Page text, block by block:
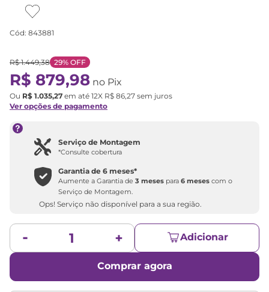
Cód: 843881
R$ 1.449,38 29% OFF
R$ 879,98 no Pix
Ou R$ 1.035,27 em até 12X R$ 86,27 sem juros
Ver opções de pagamento
Serviço de Montagem
*Consulte cobertura
Garantia de6 meses*
Aumente a Garantia de3 meses para6 meses com o
Serviço de Montagem.
Ops! Serviço não disponível para a sua região.
Adicionar
Comprar agora